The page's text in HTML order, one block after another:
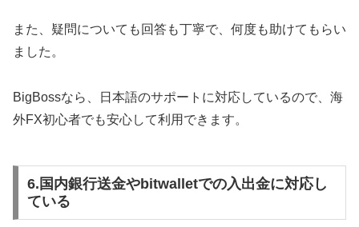
また、疑問についても回答も丁寧で、何度も助けてもらい
ました。
BigBossなら、日本語のサポートに対応しているので、海
外FX初心者でも安心して利用できます。
6.国内銀行送金やbitwalletでの入出金に対応し
ている